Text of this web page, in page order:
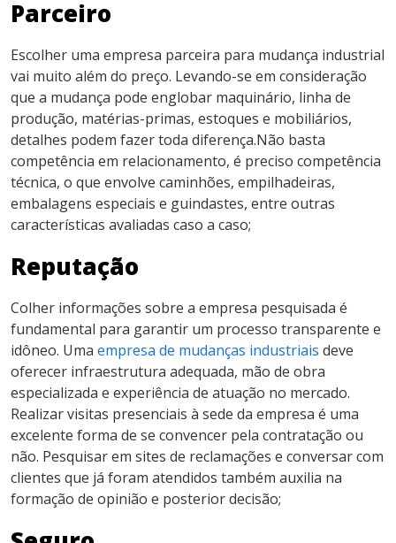
Parceiro
Escolher uma empresa parceira para mudança industrial
vai muito além do preço. Levando-se em consideração
que a mudança pode englobar maquinário, linha de
produção, matérias-primas, estoques e mobiliários,
detalhes podem fazer toda diferença.Não basta
competência em relacionamento, é preciso competência
técnica, o que envolve caminhões, empilhadeiras,
embalagens especiais e guindastes, entre outras
características avaliadas caso a caso;
Reputação
Colher informações sobre a empresa pesquisada é
fundamental para garantir um processo transparente e
idôneo. Uma empresa de mudanças industriais deve
oferecer infraestrutura adequada, mão de obra
especializada e experiência de atuação no mercado.
Realizar visitas presenciais à sede da empresa é uma
excelente forma de se convencer pela contratação ou
não. Pesquisar em sites de reclamações e conversar com
clientes que já foram atendidos também auxilia na
formação de opinião e posterior decisão;